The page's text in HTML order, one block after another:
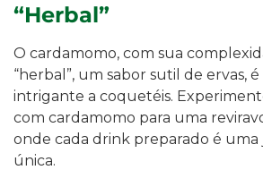
“Herbal”
O cardamomo, com sua
“herbal”, um sabor sutil de ervas,
intrigante a coquetéis.
com cardamomo para uma
onde cada drink preparado é uma
única.